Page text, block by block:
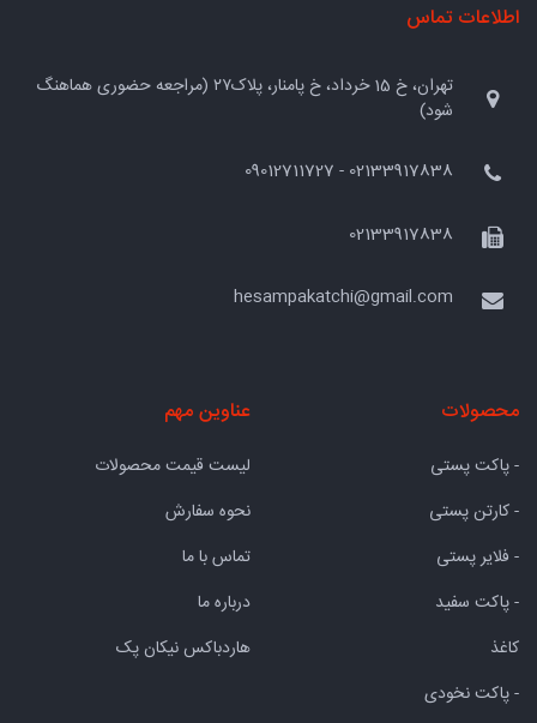
اطلاعات تماس
تهران، خ 15 خرداد، خ پامنار، پلاک۲۷ (مراجعه حضوری هماهنگ
شود)
02133917838 - 09012711727
02133917838
hesampakatchi@gmail.com
محصولات
- پاکت پستی
- کارتن پستی
- فلایر پستی
- پاکت سفید
کاغذ
- پاکت نخودی
عناوین مهم
لیست قیمت محصولات
نحوه سفارش
تماس با ما
درباره ما
هاردباکس نیکان پک